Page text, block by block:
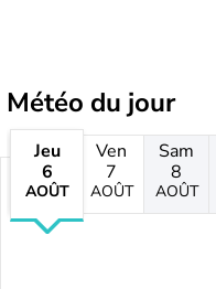
Météo du jour
Jeu
6
AOÛT
Ven
7
AOÛT
Sam
8
AOÛT